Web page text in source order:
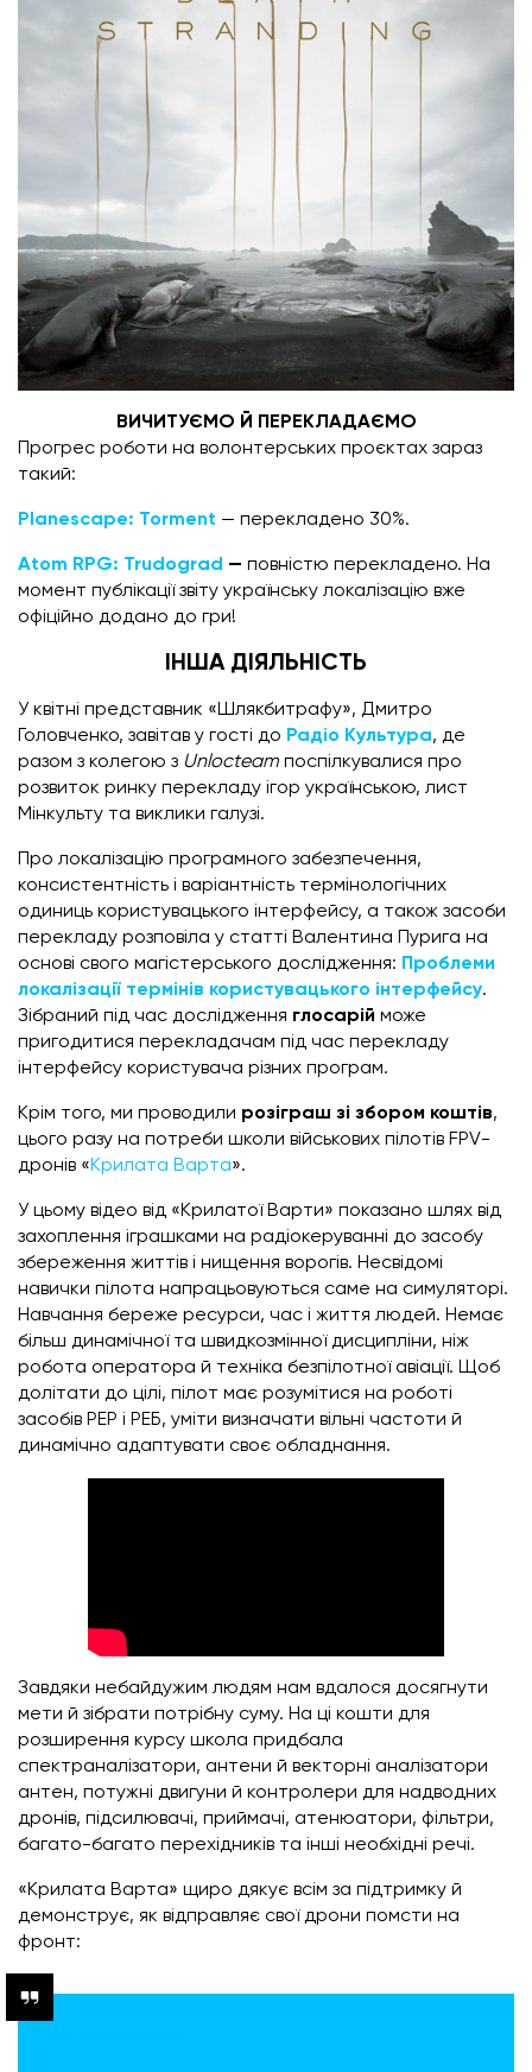
ВИЧИТУЄМО Й ПЕРЕКЛАДАЄМО
Прогрес роботи на волонтерських проєктах зараз
такий:
Planescape: Torment — перекладено 30%.
Atom RPG: Trudograd — повністю перекладено. На
момент публікації звіту українську локалізацію вже
офіційно додано до гри!
ІНША ДІЯЛЬНІСТЬ
У квітні представник «Шлякбитрафу», Дмитро
Головченко, завітав у гості до Радіо Культура, де
разом з колегою з Unlocteam поспілкувалися про
розвиток ринку перекладу ігор українською, лист
Мінкульту та виклики галузі.
Про локалізацію програмного забезпечення,
консистентність і варіантність термінологічних
одиниць користувацького інтерфейсу, а також засоби
перекладу розповіла у статті Валентина Пурига на
основі свого магістерського дослідження: Проблеми
локалізації термінів користувацького інтерфейсу.
Зібраний під час дослідження глосарій може
пригодитися перекладачам під час перекладу
інтерфейсу користувача різних програм.
Крім того, ми проводили розіграш зі збором коштів,
цього разу на потреби школи військових пілотів FPV-
дронів «Крилата Варта».
У цьому відео від «Крилатої Варти» показано шлях від
захоплення іграшками на радіокеруванні до засобу
збереження життів і нищення ворогів. Несвідомі
навички пілота напрацьовуються саме на симуляторі.
Навчання береже ресурси, час і життя людей. Немає
більш динамічної та швидкозмінної дисципліни, ніж
робота оператора й техніка безпілотної авіації. Щоб
долітати до цілі, пілот має розумітися на роботі
засобів РЕР і РЕБ, уміти визначати вільні частоти й
динамічно адаптувати своє обладнання.
Завдяки небайдужим людям нам вдалося досягнути
мети й зібрати потрібну суму. На ці кошти для
розширення курсу школа придбала
спектраналізатори, антени й векторні аналізатори
антен, потужні двигуни й контролери для надводних
дронів, підсилювачі, приймачі, атенюатори, фільтри,
багато-багато перехідників та інші необхідні речі.
«Крилата Варта» щиро дякує всім за підтримку й
демонструє, як відправляє свої дрони помсти на
фронт: